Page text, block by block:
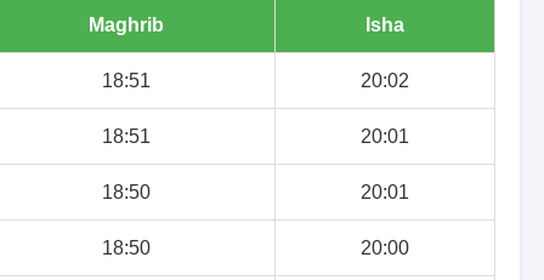
Maghrib Isha
18:51 20:02
18:51 20:01
18:50 20:01
18:50 20:00